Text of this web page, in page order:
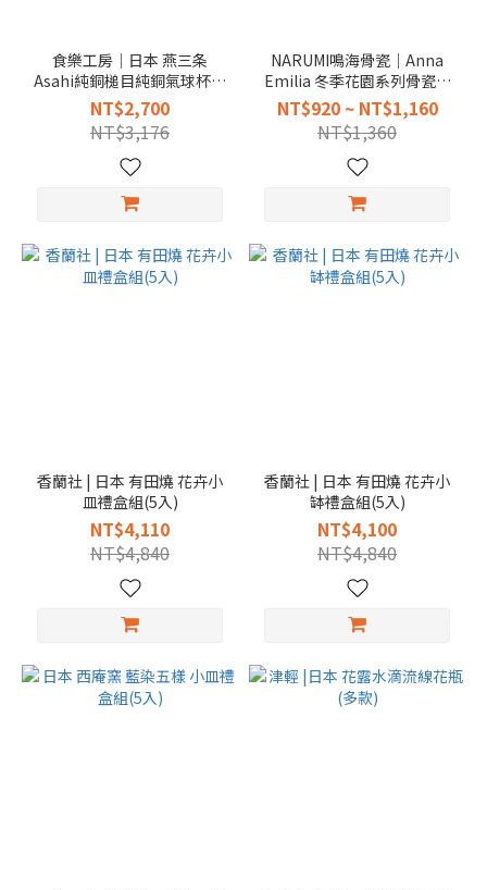
食樂工房｜日本 燕三条
Asahi純銅槌目純銅氣球杯禮
盒組
NT$2,700
NT$3,176
NARUMI鳴海骨瓷｜Anna
Emilia 冬季花園系列骨瓷餐
具
NT$920 ~ NT$1,160
NT$1,360
香蘭社 | 日本 有田燒 花卉小
皿禮盒組(5入)
NT$4,110
NT$4,840
香蘭社 | 日本 有田燒 花卉小
缽禮盒組(5入)
NT$4,100
NT$4,840